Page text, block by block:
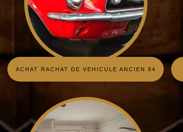
ACHAT RACHAT DE VEHICULE ANCIEN 84